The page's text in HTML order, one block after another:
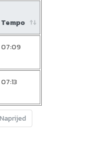
Tempo
07:09
07:13
Naprijed